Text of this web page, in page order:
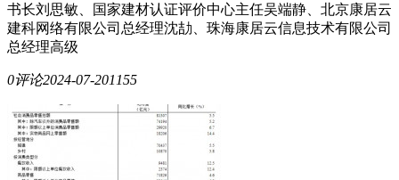
书长刘思敏、国家建材认证评价中心主任吴端静、北京康居云
建科网络有限公司总经理沈劼、珠海康居云信息技术有限公司
总经理高级
0评论2024-07-201155